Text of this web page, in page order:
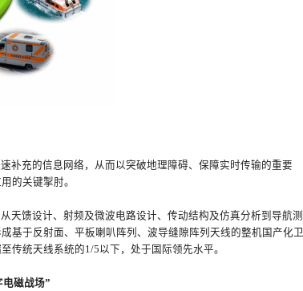
补充的信息网络，从而以突破地理障碍、保障实时传输的重要
的关键掣肘。
天馈设计、射频及微波电路设计、传动结构及仿真分析到导航测
基于反射面、平板喇叭阵列、波导缝隙阵列天线的整机国产化卫
传统天线系统的1/5以下，处于国际领先水平。
磁战场”